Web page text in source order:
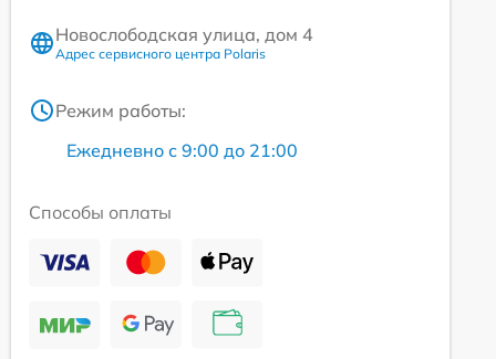
Новослободская улица, дом 4
Адрес сервисного центра Polaris
Режим работы:
Ежедневно с 9:00 до 21:00
Способы оплаты